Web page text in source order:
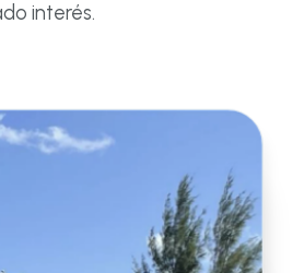
interés.